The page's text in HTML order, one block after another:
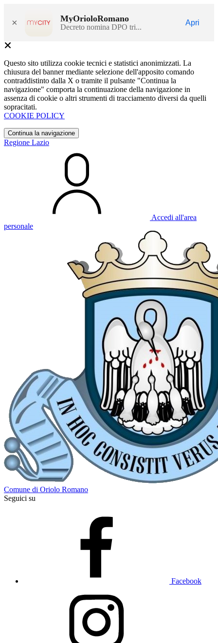
× MyOrioloRomano
Decreto nomina DPO tri...
Apri
Questo sito utilizza cookie tecnici e statistici anonimizzati. La
chiusura del banner mediante selezione dell'apposito comando
contraddistinto dalla X o tramite il pulsante "Continua la
navigazione" comporta la continuazione della navigazione in
assenza di cookie o altri strumenti di tracciamento diversi da quelli
sopracitati.
COOKIE POLICY
Continua la navigazione
Regione Lazio
Accedi all'area
personale
Comune di Oriolo Romano
Seguici su
Facebook